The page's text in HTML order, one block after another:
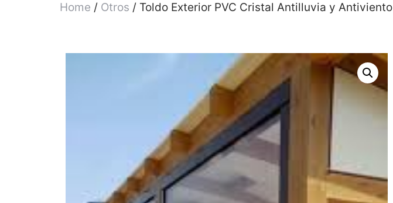
Home / Otros / Toldo Exterior PVC Cristal Antilluvia y Antiviento